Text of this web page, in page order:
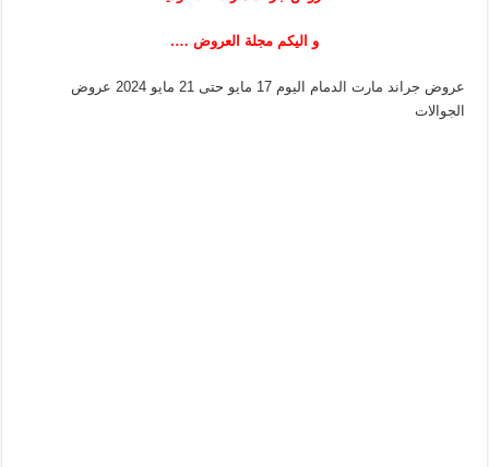
و اليكم مجلة العروض ….
عروض جراند مارت الدمام اليوم 17 مايو حتى 21 مايو 2024 عروض
الجوالات